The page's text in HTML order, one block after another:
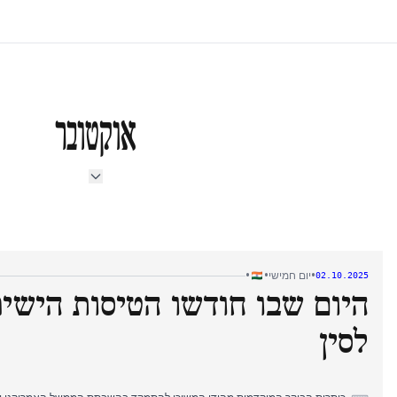
אוקטובר
02.10.2025
•יום חמישי•
•
היום שבו חודשו הטיסות
לסין